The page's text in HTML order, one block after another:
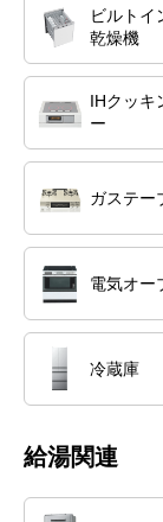
ビルトイ
乾燥機
IHクッキ
ー
ガステー
電気オー
冷蔵庫
給湯関連